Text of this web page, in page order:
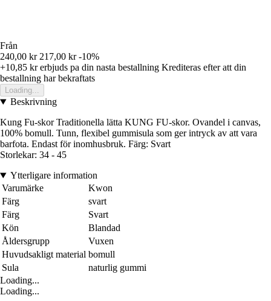
Från
240,00 kr 217,00 kr -10%
+10,85 krerbjuds pa din nasta bestallning Krediteras efter att din
bestallning har bekraftats
Loading...
Beskrivning
Kung Fu-skor Traditionella lätta KUNG FU-skor. Ovandel i canvas,
100% bomull. Tunn, flexibel gummisula som ger intryck av att vara
barfota. Endast för inomhusbruk. Färg: Svart
Storlekar: 34 - 45
Ytterligare information
Varumärke
Kwon
Färg
svart
Färg
Svart
Kön
Blandad
Åldersgrupp
Vuxen
Huvudsakligt material bomull
Sula
naturlig gummi
Loading...
Loading...